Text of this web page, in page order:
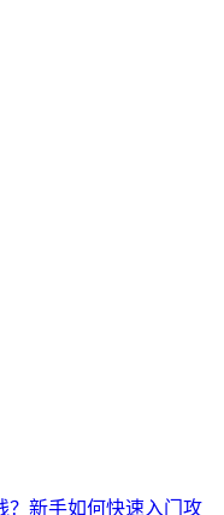
？新手如何快速入门攻